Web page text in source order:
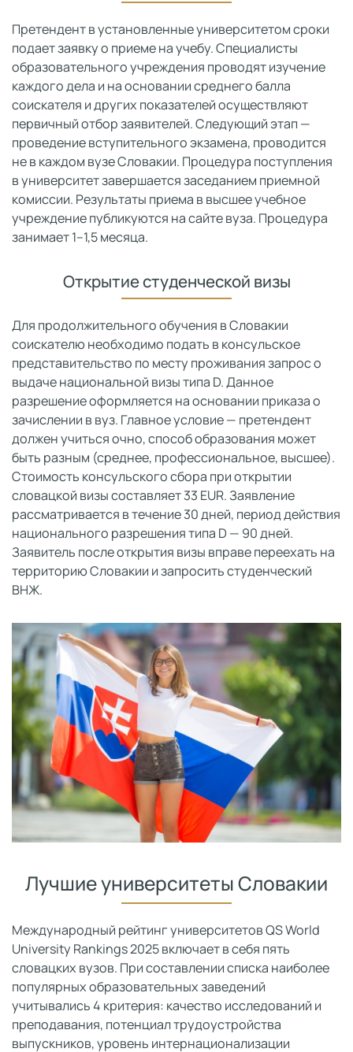
Претендент в установленные университетом сроки
подает заявку о приеме на учебу. Специалисты
образовательного учреждения проводят изучение
каждого дела и на основании среднего балла
соискателя и других показателей осуществляют
первичный отбор заявителей. Следующий этап —
проведение вступительного экзамена, проводится
не в каждом вузе Словакии. Процедура поступления
в университет завершается заседанием приемной
комиссии. Результаты приема в высшее учебное
учреждение публикуются на сайте вуза. Процедура
занимает 1–1,5 месяца.
Открытие студенческой визы
Для продолжительного обучения в Словакии
соискателю необходимо подать в консульское
представительство по месту проживания запрос о
выдаче национальной визы типа D. Данное
разрешение оформляется на основании приказа о
зачислении в вуз. Главное условие — претендент
должен учиться очно, способ образования может
быть разным (среднее, профессиональное, высшее).
Стоимость консульского сбора при открытии
словацкой визы составляет 33 EUR. Заявление
рассматривается в течение 30 дней, период действия
национального разрешения типа D — 90 дней.
Заявитель после открытия визы вправе переехать на
территорию Словакии и запросить студенческий
ВНЖ.
Лучшие университеты Словакии
Международный рейтинг университетов QS World
University Rankings 2025 включает в себя пять
словацких вузов. При составлении списка наиболее
популярных образовательных заведений
учитывались 4 критерия: качество исследований и
преподавания, потенциал трудоустройства
выпускников, уровень интернационализации